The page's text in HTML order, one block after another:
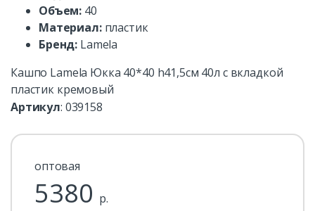
Объем: 40
Материал: пластик
Бренд: Lamela
Кашпо Lamela Юкка 40*40 h41,5см 40л с вкладкой
пластик кремовый
Артикул: 039158
оптовая
5380 р.